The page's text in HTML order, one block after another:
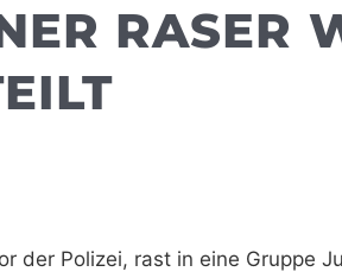
RASER
der Polizei, rast in eine Gruppe